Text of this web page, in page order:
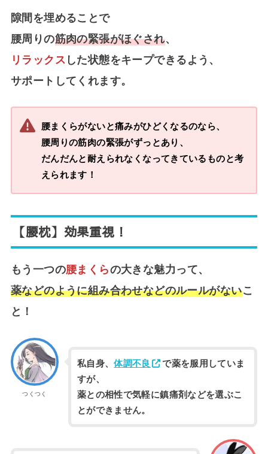
隙間を埋めることで
腰周りの筋肉の緊張がほぐされ、
リラックス した状態をキープできるよう、
サポートしてくれます。
腰まくらがないと痛みがひどくなるのなら、
腰周りの筋肉の緊張がずっとあり、
だんだんと耐えられなくなってきているものと考
えられます！
【腰枕】効果重視！
もう一つの腰まくらの大きな魅力って、
薬などのように組み合わせなどのルールがないこ
と！
つくつく
私自身、体調不良
で薬を服用していま
すが、
薬との相性で気軽に鎮痛剤などを選ぶこ
とができません。